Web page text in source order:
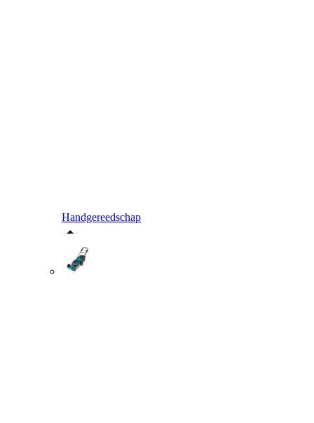
Handgereedschap